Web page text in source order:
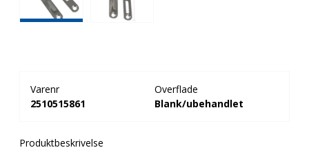
Varenr
2510515861
Overflade
Blank/ubehandlet
Produktbeskrivelse